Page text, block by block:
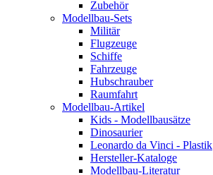
Zubehör
Modellbau-Sets
Militär
Flugzeuge
Schiffe
Fahrzeuge
Hubschrauber
Raumfahrt
Modellbau-Artikel
Kids - Modellbausätze
Dinosaurier
Leonardo da Vinci - Plastik
Hersteller-Kataloge
Modellbau-Literatur